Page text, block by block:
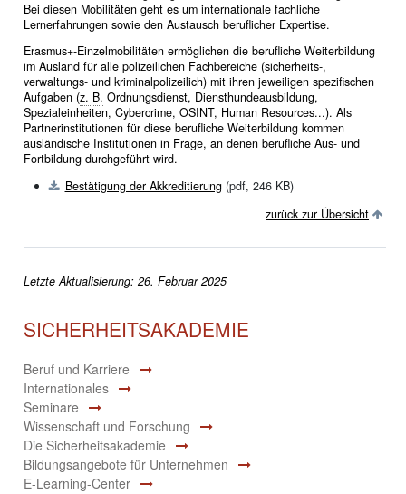
Bei diesen Mobilitäten geht es um internationale fachliche
Lernerfahrungen sowie den Austausch beruflicher Expertise.
Erasmus+-Einzelmobilitäten ermöglichen die berufliche Weiterbildung
im Ausland für alle polizeilichen Fachbereiche (sicherheits-,
verwaltungs- und kriminalpolizeilich) mit ihren jeweiligen spezifischen
Aufgaben (z. B. Ordnungsdienst, Diensthundeausbildung,
Spezialeinheiten, Cybercrime, OSINT, Human Resources...). Als
Partnerinstitutionen für diese berufliche Weiterbildung kommen
ausländische Institutionen in Frage, an denen berufliche Aus- und
Fortbildung durchgeführt wird.
Bestätigung der Akkreditierung(pdf, 246 KB)
zurück zur Übersicht
Letzte Aktualisierung: 26. Februar 2025
SICHERHEITSAKADEMIE
Beruf und Karriere
Internationales
Seminare
Wissenschaft und Forschung
Die Sicherheitsakademie
Bildungsangebote für Unternehmen
E-Learning-Center